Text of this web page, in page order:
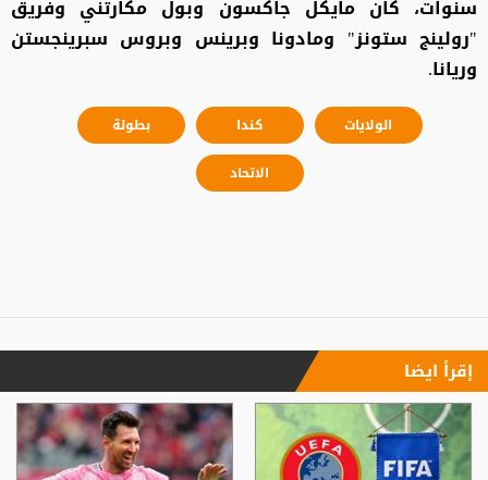
سنوات، كان مايكل جاكسون وبول مكارتني وفريق
"رولينج ستونز" ومادونا وبرينس وبروس سبرينجستن
وريانا.
الولايات كندا
بطولة
الاتحاد
إقرأ ايضا